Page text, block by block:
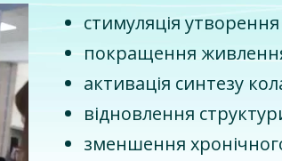
стимуляція
покращення
активація синтезу
відновлення
зменшення